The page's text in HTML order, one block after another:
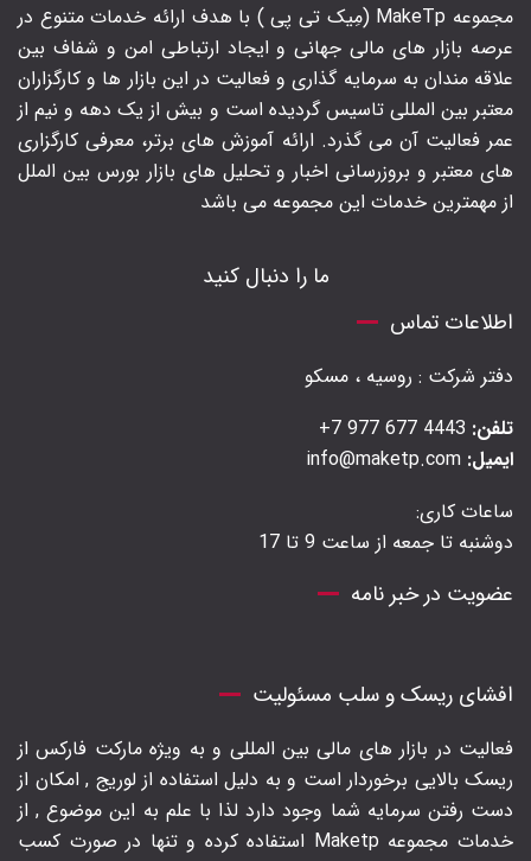
مجموعه MakeTp (مِیک تی پی ) با هدف ارائه خدمات متنوع در
عرصه بازار های مالی جهانی و ایجاد ارتباطی امن و شفاف بین
علاقه مندان به سرمایه گذاری و فعالیت در این بازار ها و کارگزاران
معتبر بین المللی تاسیس گردیده است و بیش از یک دهه و نیم از
عمر فعالیت آن می گذرد. ارائه آموزش های برتر‍، معرفی کارگزاری
های معتبر و بروزرسانی اخبار و تحلیل های بازار بورس بین الملل
از مهمترین خدمات این مجموعه می باشد
ما را دنبال کنید
اطلاعات تماس
دفتر شرکت : روسیه ، مسکو
تلفن:
ایمیل:
ساعات کاری:
دوشنبه تا جمعه از ساعت 9 تا 17
عضویت در خبر نامه
افشای ریسک و سلب مسئولیت
فعالیت در بازار های مالی بین المللی و به ویژه مارکت فارکس از
ریسک بالایی برخوردار است و به دلیل استفاده از لوریج , امکان از
دست رفتن سرمایه شما وجود دارد لذا با علم به این موضوع , از
خدمات مجموعه Maketp استفاده کرده و تنها در صورت کسب